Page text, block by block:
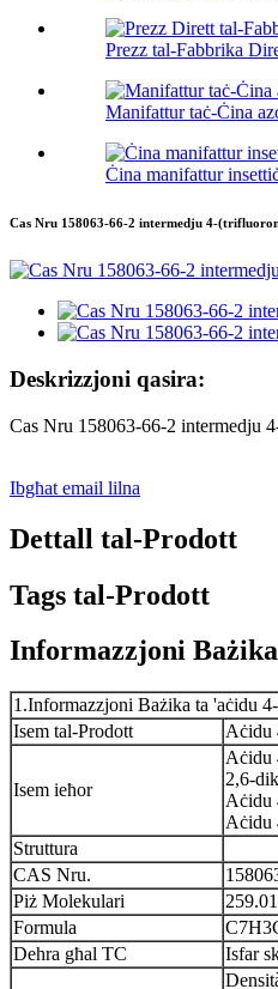
Prezz tal-Fabbrika
Manifattur taċ-Ċina
Ċina manifattur
Cas Nru 158063-66-2 intermedju 4-
Deskrizzjoni qasira:
Cas Nru 158063-66-2 intermedju
Ibgħat email lilna
Dettall tal-Prodott
Tags tal-Prodott
Informazzjoni Bażika
1.Informazzjoni Bażika ta 'aċidu
Isem tal-Prodott
Aċidu
Isem ieħor
Aċidu
2,6-
Aċidu
Aċidu
Struttura
CAS Nru.
Piż Molekulari
Formula
Dehra għal TC
Isfar